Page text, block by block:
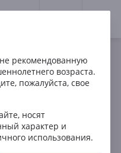
Япония США
Односолодовый
рекомендованную
возраста.
пожалуйста, свое
носят
характер и
использования.